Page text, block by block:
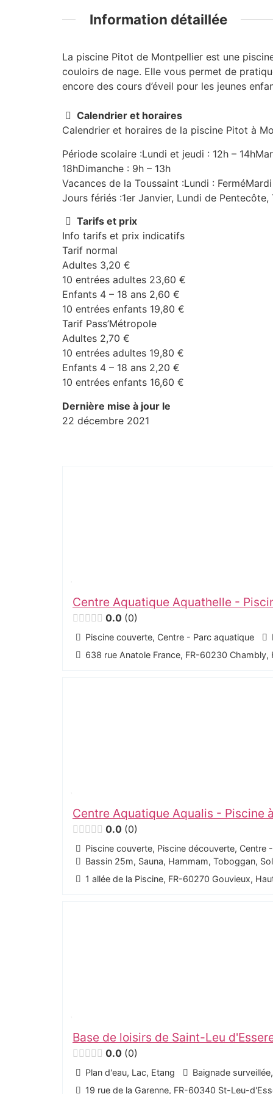
Information détaillée
La piscine Pitot de Montpellier est une
couloirs de nage. Elle vous permet de
encore des cours d’éveil pour les jeunes
Calendrier et horaires
Calendrier et horaires de la piscine Pitot à
Période scolaire :Lundi et jeudi : 12h –
18hDimanche : 9h – 13h
Vacances de la Toussaint :Lundi :
Jours fériés :1er Janvier, Lundi de
Tarifs et prix
Info tarifs et prix indicatifs
Tarif normal
Adultes 3,20 €
10 entrées adultes 23,60 €
Enfants 4 – 18 ans 2,60 €
10 entrées enfants 19,80 €
Tarif Pass’Métropole
Adultes 2,70 €
10 entrées adultes 19,80 €
Enfants 4 – 18 ans 2,20 €
10 entrées enfants 16,60 €
Dernière mise à jour le
22 décembre 2021
Centre Aquatique Aquathelle -
0.0 0
Piscine couverte, Centre - Parc aquatique
638 rue Anatole France, FR-60230
Centre Aquatique Aqualis - Piscine
0.0 0
Piscine couverte, Piscine découverte, Centre
Bassin 25m, Sauna, Hammam, Toboggan,
1 allée de la Piscine, FR-60270 Gouvieux,
Base de loisirs de Saint-Leu
0.0 0
Plan d'eau, Lac, Etang
Baignade
19 rue de la Garenne, FR-60340 St-Leu-